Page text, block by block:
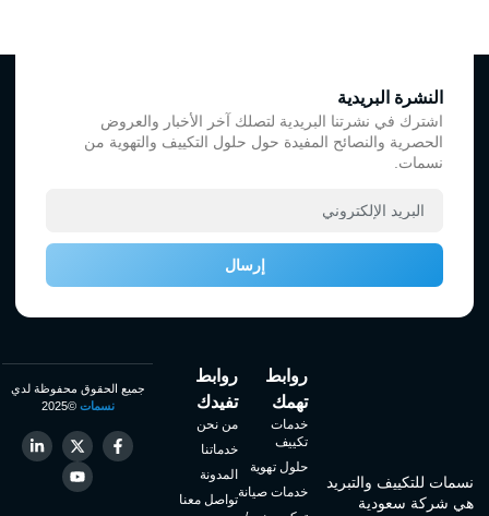
نسمات للتكييف والتبريد
هي شركة سعودية
روابط
تهمك
خدمات
تكييف
حلول تهوية
خدمات صيانة
روابط
تفيدك
من نحن
خدماتنا
المدونة
تواصل معنا
جميع الحقوق محفوظة لدي
نسمات©2025
النشرة البريدية
اشترك في نشرتنا البريدية لتصلك آخر الأخبار والعروض
الحصرية والنصائح المفيدة حول حلول التكييف والتهوية من
نسمات.
إرسال